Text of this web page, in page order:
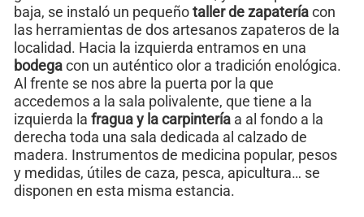
baja, se instaló un pequeñotaller de zapateríacon
las herramientas de dos artesanos zapateros de la
localidad. Hacia la izquierda entramos en una
bodegacon un auténtico olor a tradición enológica.
Al frente se nos abre la puerta por la que
accedemos a la sala polivalente, que tiene a la
izquierda la fragua y la carpintería a al fondo a la
derecha toda una sala dedicada al calzado de
madera. Instrumentos de medicina popular, pesos
y medidas, útiles de caza, pesca, apicultura… se
disponen en esta misma estancia.